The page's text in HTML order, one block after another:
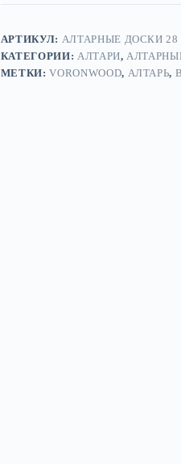
АРТИКУЛ: АЛТАРНЫЕ ДОСКИ 28
КАТЕГОРИИ: АЛТАРИ,
МЕТКИ:VORONWOOD, АЛТАРЬ,